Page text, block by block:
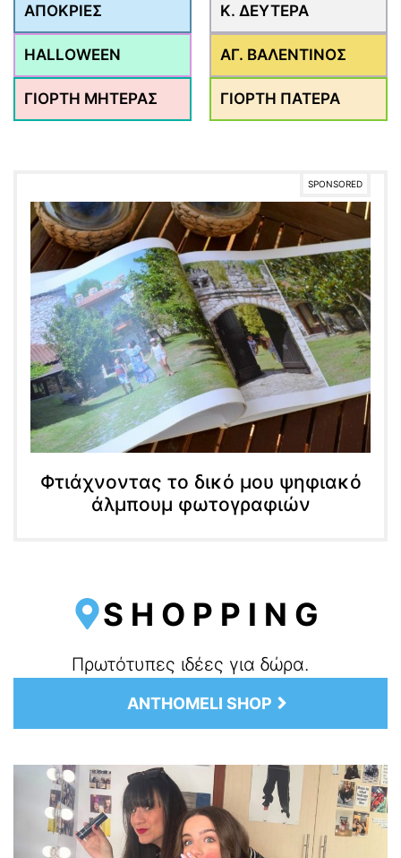
ΑΠΟΚΡΙΕΣ Κ. ΔΕΥΤΕΡΑ
HALLOWEEN ΑΓ. ΒΑΛΕΝΤΙΝΟΣ
ΓΙΟΡΤΗ ΜΗΤΕΡΑΣ ΓΙΟΡΤΗ ΠΑΤΕΡΑ
SPONSORED
Φτιάχνοντας το δικό μου ψηφιακό
άλμπουμ φωτογραφιών
SHOPPING
Πρωτότυπες ιδέες για δώρα.
ANTHOMELI SHOP